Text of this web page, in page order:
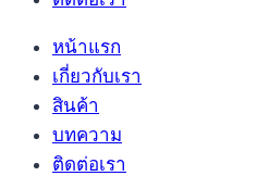
หน้าแรก
เกี่ยวกับเรา
สินค้า
บทความ
ติดต่อเรา